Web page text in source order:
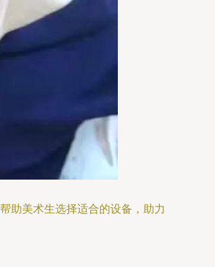
助美术生选择适合的设备，助力